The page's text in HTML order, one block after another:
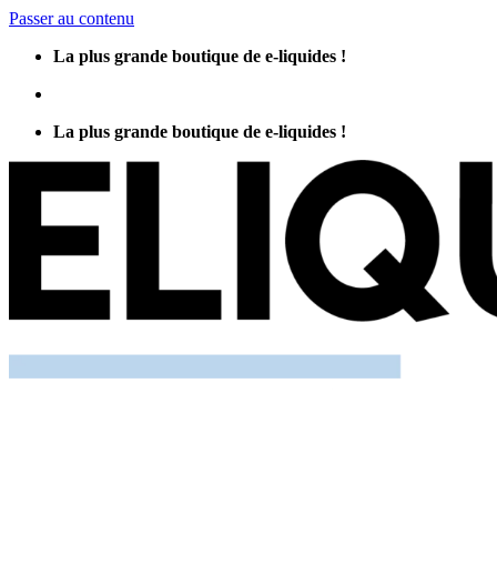
Passer au contenu
La plus grande boutique de e-liquides !
La plus grande boutique de e-liquides !